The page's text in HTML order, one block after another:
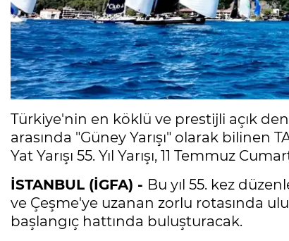
Türkiye'nin en köklü ve prestijli açık
arasında "Güney Yarışı" olarak bilinen
Yat Yarışı 55. Yıl Yarışı, 11 Temmuz
İSTANBUL (İGFA) - Bu yıl 55. kez
ve Çeşme'ye uzanan zorlu rotasında
başlangıç hattında buluşturacak.